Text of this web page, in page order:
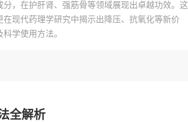
，在护肝肾、强筋骨等领域展现出卓越功效。这
现代药理学研究中揭示出降压、抗氧化等新价
学使用方法。
全解析